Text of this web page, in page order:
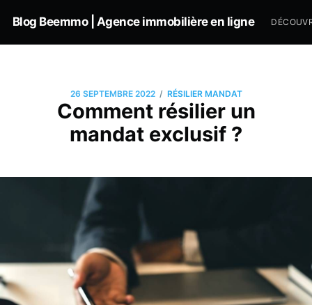
Blog Beemmo | Agence immobilière en ligne
26 SEPTEMBRE 2022 / RÉSILIER MANDAT
Comment résilier un
mandat exclusif ?